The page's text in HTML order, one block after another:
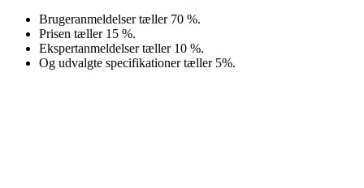
Brugeranmeldelser tæller 70 %.
Prisen tæller 15 %.
Ekspertanmeldelser tæller 10 %.
Og udvalgte specifikationer tæller 5%.